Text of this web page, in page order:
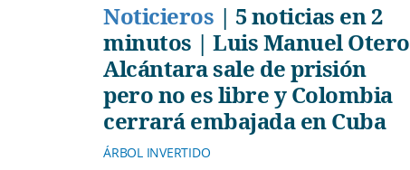
Noticieros | 5 noticias en 2
minutos | Luis Manuel Otero
Alcántara sale de prisión
pero no es libre y Colombia
cerrará embajada en Cuba
ÁRBOL INVERTIDO